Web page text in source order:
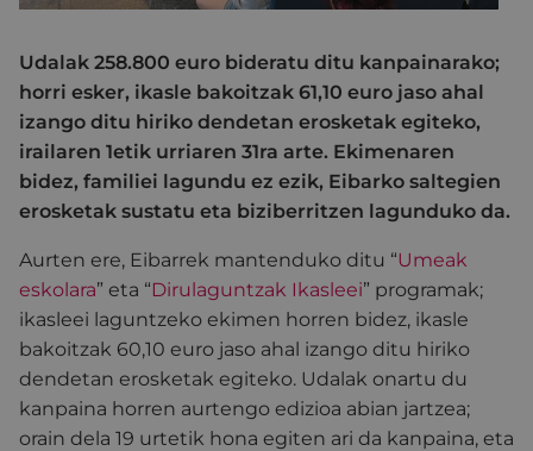
Udalak 258.800 euro bideratu ditu kanpainarako;
horri esker, ikasle bakoitzak 61,10 euro jaso ahal
izango ditu hiriko dendetan erosketak egiteko,
irailaren 1etik urriaren 31ra arte. Ekimenaren
bidez, familiei lagundu ez ezik, Eibarko saltegien
erosketak sustatu eta biziberritzen lagunduko da.
Aurten ere, Eibarrek mantenduko ditu “Umeak
eskolara” eta “Dirulaguntzak Ikasleei” programak;
ikasleei laguntzeko ekimen horren bidez, ikasle
bakoitzak 60,10 euro jaso ahal izango ditu hiriko
dendetan erosketak egiteko. Udalak onartu du
kanpaina horren aurtengo edizioa abian jartzea;
orain dela 19 urtetik hona egiten ari da kanpaina, eta